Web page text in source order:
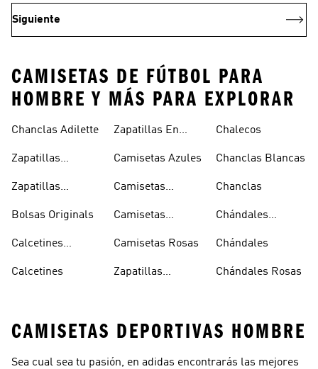
Siguiente
CAMISETAS DE FÚTBOL PARA
HOMBRE Y MÁS PARA EXPLORAR
Chanclas Adilette
Zapatillas
Zapatillas
Blancas
Bolsas Originals
Calcetines
Blancos
Calcetines
Zapatillas En
Camisetas Azules
Camisetas
Camisetas
Camisetas Rosas
Zapatillas
Chalecos
Chanclas Blancas
Chanclas
Chándales
Chándales
Chándales Rosas
CAMISETAS DEPORTIVAS HOMBRE
Sea cual sea tu pasión, en adidas encontrarás las mejores